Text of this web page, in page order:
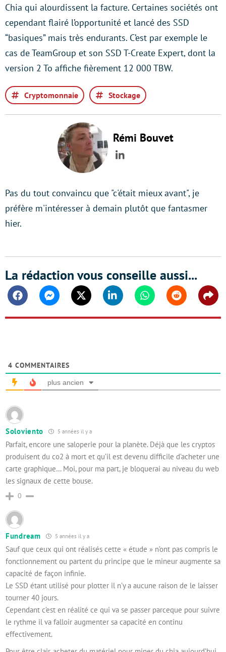
Chia qui alourdissent la facture. Certaines sociétés ont
cependant flairé l’opportunité et lancé des SSD
“basiques” mais très endurants. C’est par exemple le
cas de TeamGroup et son SSD T-Create Expert, dont la
version 2 To affiche fièrement 12 000 TBW.
Cryptomonnaie Stockage
Rémi Bouvet
LinkedIn
Pas du tout convaincu que "c'était mieux avant", je
préfère m'intéresser à demain plutôt que fantasmer
hier.
La rédaction vous conseille aussi...
FacebookMessengerTwitter Linkedin WhatsappReddit
4 COMMENTAIRES
plus ancien
Soloviento 5 années il y a
Parfait, encore une saloperie pour la planète. Déjà que les cryptos
produisent du co2 à mort et qu’il est devenu difficile d’acheter une
carte graphique… Moi, pour ma part, je bloquerai au niveau du web
les signaux de cette bouse.
0
Fundream 5 années il y a
Sauf que ceux qui ont réalisés cette « étude » n’ont pas compris le
fonctionnement ou partent du principe que le mineur augmente sa
capacité de façon infinie.
Le SSD étant utilisé pour plotter il n’y a aucune raison de le laisser
tourner 40 jours.
Cependant c’est en réalité ce qui va se passer parceque pour suivre
le rythme il va falloir augmenter sa capacité en continu
effectivement.